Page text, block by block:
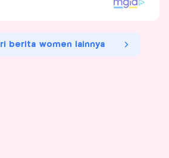
berita women lainnya